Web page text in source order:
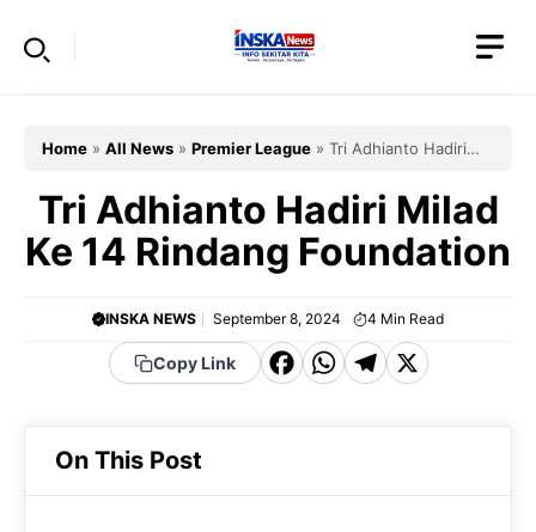
Home » All News » Premier League » Tri Adhianto Hadiri
Tri Adhianto Hadiri Milad
Ke 14 Rindang Foundation
INSKA NEWS September 8, 2024 4 Min Read
Copy Link
F
c
W
a
T
e
X
On This Post